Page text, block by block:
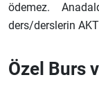
ödemez.
ders/derslerin
Özel Burs